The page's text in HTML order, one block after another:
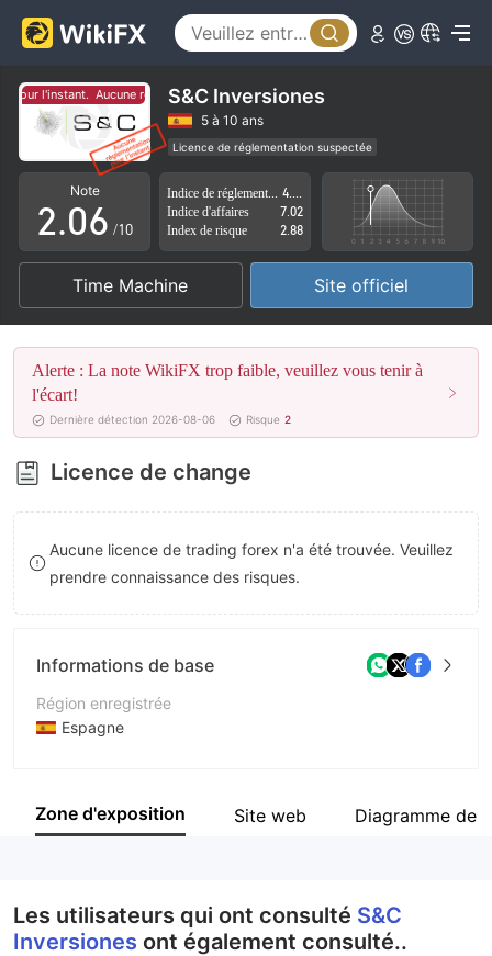
l'instant. Aucune réglementation pour l'instant.
S&C Inversiones
5 à 10 ans
Licence de réglementation suspectée
Région d'affaires suspectée
Risque élevé potentiel
Note
0
1
2
3
4
5
6
7
8
9
.0
1
2
3
4
5
6
7
8
9
2
3
4
5
6
7
8
9
/10
Indice d'affaires
7.02
Index de risque
2.88
Time Machine Site officiel
Alerte : La note WikiFX trop faible, veuillez vous tenir à
l'écart!
Dernière détection 2026-08-06 Risque 2
Licence de change
Aucune licence de trading forex n'a été trouvée. Veuillez
prendre connaissance des risques.
Informations de base
Région enregistrée
Espagne
Société
Zone d'exposition Site web Diagramme de
Les utilisateurs qui ont consulté S&C
Inversiones ont également consulté..